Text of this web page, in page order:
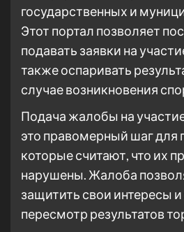
государственных и
Этот портал позволяет
подавать заявки на
также оспаривать
случае возникновения
Подача жалобы на
это правомерный шаг для
которые считают, что их
нарушены. Жалоба
защитить свои интересы и
пересмотр результатов